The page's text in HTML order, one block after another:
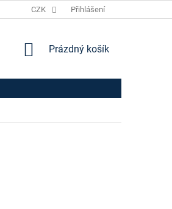
HODNOCENÍ OBCHODU
CZK Přihlášení
NÁKUPNÍ
Prázdný košík